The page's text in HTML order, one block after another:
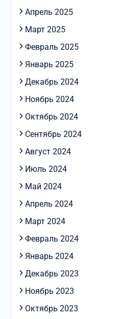
Апрель 2025
Март 2025
Февраль 2025
Январь 2025
Декабрь 2024
Ноябрь 2024
Октябрь 2024
Сентябрь 2024
Август 2024
Июль 2024
Май 2024
Апрель 2024
Март 2024
Февраль 2024
Январь 2024
Декабрь 2023
Ноябрь 2023
Октябрь 2023